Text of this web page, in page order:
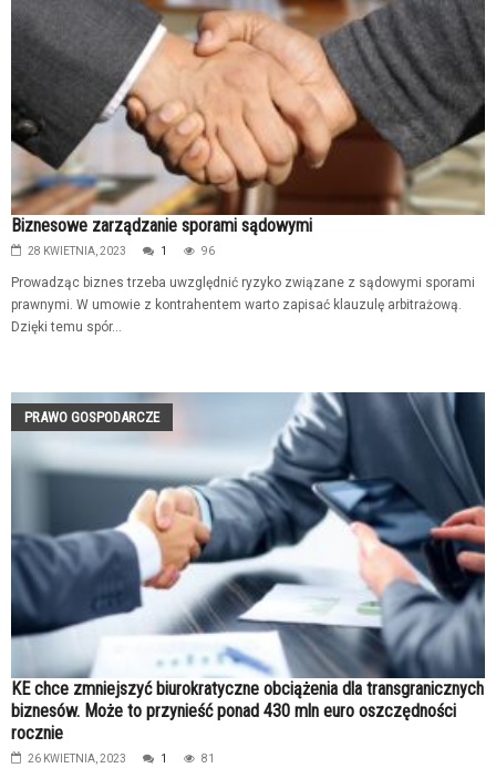
Biznesowe zarządzanie sporami sądowymi
28 KWIETNIA, 2023 1 96
Prowadząc biznes trzeba uwzględnić ryzyko związane z sądowymi sporami
prawnymi. W umowie z kontrahentem warto zapisać klauzulę arbitrażową.
Dzięki temu spór...
PRAWO GOSPODARCZE
KE chce zmniejszyć biurokratyczne obciążenia dla transgranicznych
biznesów. Może to przynieść ponad 430 mln euro oszczędności
rocznie
26 KWIETNIA, 2023 1 81